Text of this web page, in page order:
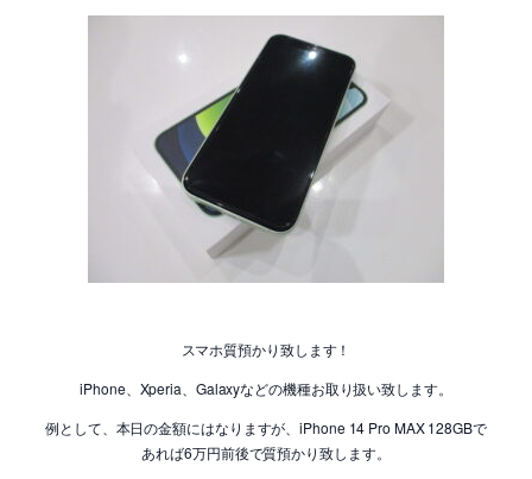
スマホ質預かり致します！
iPhone、Xperia、Galaxyなどの機種お取り扱い致します。
例として、本日の金額にはなりますが、iPhone 14 Pro MAX 128GBで
あれば6万円前後で質預かり致します。